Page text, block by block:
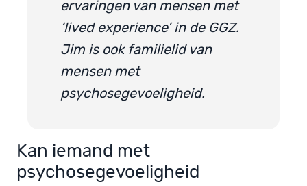
ervaringen van mensen met
‘lived experience’ in de GGZ.
Jim is ook familielid van
mensen met
psychosegevoeligheid.
Kan iemand met
psychosegevoeligheid